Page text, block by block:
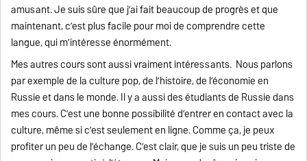
amusant. Je suis sûre que j’ai fait beaucoup de progrès et que
maintenant, c’est plus facile pour moi de comprendre cette
langue, qui m’intéresse énormément.
Mes autres cours sont aussi vraiment intéressants. Nous parlons
par exemple de la culture pop, de l’histoire, de l’économie en
Russie et dans le monde. Il y a aussi des étudiants de Russie dans
mes cours. C’est une bonne possibilité d’entrer en contact avec la
culture, même si c’est seulement en ligne. Comme ça, je peux
profiter un peu de l’échange. C’est clair, que je suis un peu triste de